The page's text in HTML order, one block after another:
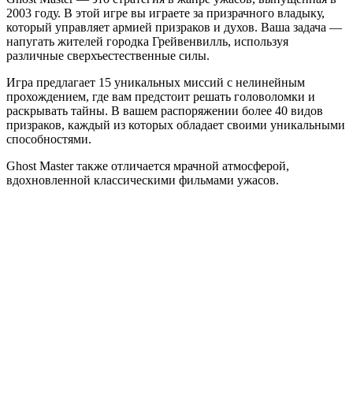
2003 году. В этой игре вы играете за призрачного владыку,
который управляет армией призраков и духов. Ваша задача —
напугать жителей городка Грейвенвилль, используя
различные сверхъестественные силы.
Игра предлагает 15 уникальных миссий с нелинейным
прохождением, где вам предстоит решать головоломки и
раскрывать тайны. В вашем распоряжении более 40 видов
призраков, каждый из которых обладает своими уникальными
способностями.
Ghost Master также отличается мрачной атмосферой,
вдохновленной классическими фильмами ужасов.